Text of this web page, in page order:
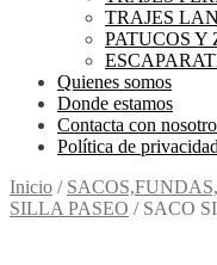
TRAJES
PATUCOS Y
Quienes somos
Donde estamos
Contacta con
Política de privacidad
Inicio /
SILLA PASEO / SACO